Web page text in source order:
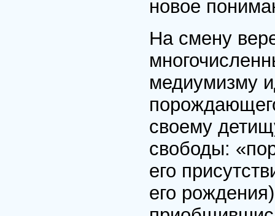
новое
На смену
медиумизму
своему
свободы:
его
его